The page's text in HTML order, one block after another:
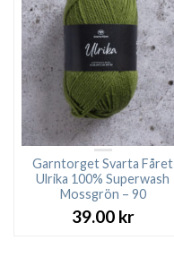
Garntorget Svarta Fåret
Ulrika 100% Superwash
Mossgrön – 90
39.00 kr